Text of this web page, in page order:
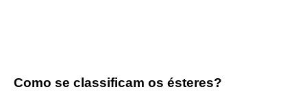
Como se classificam os ésteres?